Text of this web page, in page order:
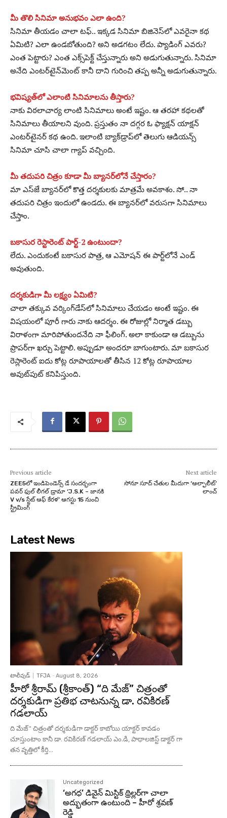
మీ తొలి సినిమా అనుభవం ఎలా ఉంది?
సినిమా తీయడం చాలా టఫ్‌.. ఇక్కడ సినిమా బిజినెస్‌లో ఎవరైనా కథ
ఏమిటి? ఎలా ఉండబోతుంది? అని అడగటం లేదు. ప్యాడింగ్‌ ఎవరు?
ఎంత పెట్టారు? ఎంత ఎక్స్‌పెక్ట్‌ చేస్తున్నారు అని అడుగుతున్నారు. సినిమా
అనేది ఎంటర్‌టైన్‌మెంట్‌ కానీ దాని గురించి తప్ప అన్నీ అడుగుతున్నారు.
భవిష్యత్‌లో ఎలాంటి సినిమాలను తీస్తారు?
నాకు విఠలాచార్య లాంటి సినిమాలు అంటే ఇష్టం. ఆ తరహా కథలతో
సినిమాలు తీయాలని వుంది. ప్రస్తుతం నా దగ్గర ఓ ఫ్యాక్షన్‌ యాక్షన్‌
ఎంటర్‌టైనర్‌ కథ ఉంది. ఇలాంటి బ్యాక్‌డ్రాప్‌లో తెలుగు ఆడియన్స్‌
సినిమా చూసి చాలా గ్యాప్‌ వచ్చింది.
మీ తదుపరి చిత్రం కూడా మీ బ్యానర్‌లోనే చేస్తారం?
మా ఎస్‌జే బ్యానర్‌లో కొత్త దర్శకులకు మాత్రమే అవకాశం. సో.. నా
తదుపరి చిత్రం ఇందులో ఉండదు. ఈ బ్యానర్‌లో వరుసగా సినిమాలు
చేస్తాం.
బకాసుర రెస్టారెంట్‌ పార్ట్‌-2 ఉంటుందా?
లేదు. ఎందుకంటే బకాసుర పాత్ర, ఆ ఎమోషన్‌ ఈ పార్ట్‌లోనే ఎండ్‌
అవుతుంది.
దర్శకుడిగా మీ లక్ష్యం ఏమిటి?
చాలా తక్కువ వర్కింగ్‌డేస్‌లో సినిమాలు చేయడం అంటే ఇష్టం. ఈ
విషయంలో పూరీ గారు నాకు ఆదర్శం. ఈ రోజుల్లో నిర్మాత డబ్బు
విరాళంగా మారిపోతుందనేది నా ఫీలింగ్‌. అలా కాకుండా ఆ డబ్బును
ప్రాపర్‌గా ఖర్చు పెట్టాలి. అప్పుడూ అందరూ బాగుంటారు. మా బకాసుర
రెస్లారెంట్‌ ఐదు కోట్ల రూపాయాలతో తీసిన 12 కోట్ల రూపాయాల
అవుట్‌పుట్‌ కనిపిస్తుంది.
Previous article
ZEE5లో ఇండిపెండెన్స్ డే సందర్భంగా
పవర్ ఫుల్ లీగల్ డ్రామా ‘J.S.K – జానకి
V v/s స్టేట్ ఆఫ్ కేరళ’ ఆగస్టు 15 నుంచి
స్ట్రీమింగ్
Next article
సోనూ సూద్ చేతుల మీదుగా ‘ఆల్ఫాలీట్’
లాంచ్
Latest News
టాలీవుడ్ TFJA - August 8, 2026
హీరో శ్రీరామ్ (శ్రీకాంత్) “ది మేజ్” చిత్రంతో
దర్శకుడిగా ప్రతిభ చాటనున్న డా. రవికిరణ్
గడలాయ్
ది మేజ్" చిత్రంతో దర్శకుడిగా డాక్టర్ కాబోయి యాక్టర్ కావడం
చూస్తుంటాం కానీ డా. రవికిరణ్ గడలాయ్ ఎం.డి, పాథాలజిస్ట్ డాక్టర్ గా
తన వృత్తిలో కీర్తి...
Uncategorized
‘అగధ’ డివైన్ మిస్టిక్ థ్రిల్లర్‌గా చాలా
అద్భుతంగా ఉంటుంది – హీరో శ్రవణ్
రెడ్డి